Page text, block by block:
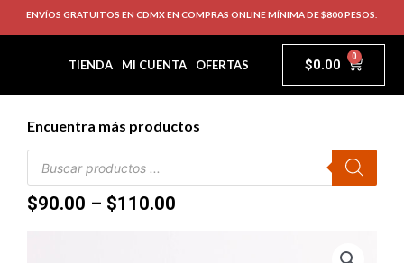
ENVÍOS GRATUITOS EN CDMX EN COMPRAS ONLINE MÍNIMA DE $800 PESOS.
TIENDA MI CUENTA OFERTAS $0.00 0
Encuentra más productos
$90.00 – $110.00